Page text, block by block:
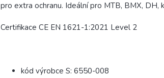
pro extra ochranu. Ideální pro MTB, BMX, DH,
Certifikace CE EN 1621-1:2021 Level 2
kód výrobce S: 6550-008